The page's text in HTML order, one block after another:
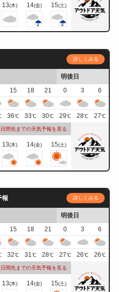
13(木) 14(金) 15(土)
詳しくみる
明後日
15 18 21 0 3
6
36℃ 33℃ 30℃ 29℃ 28℃ 27℃
間先までの天気予報を見る
13(木) 14(金) 15(土)
報 詳しくみる
明後日
15 18 21 0 3
6
32℃ 31℃ 28℃ 27℃ 26℃ 26℃
間先までの天気予報を見る
13(木) 14(金) 15(土)